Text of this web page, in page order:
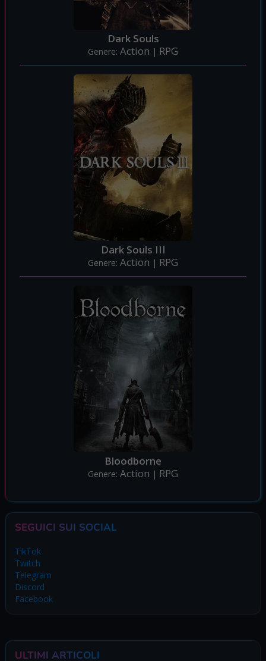
Dark Souls
Genere: Action | RPG
Dark Souls III
Genere: Action | RPG
Bloodborne
Genere: Action | RPG
SEGUICI SUI SOCIAL
TikTok
Twitch
Telegram
Discord
Facebook
ULTIMI ARTICOLI